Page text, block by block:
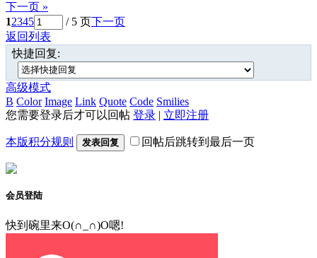
下一页 »
12345 / 5 页下一页
返回列表
快捷回复:
高级模式
B Color Image Link Quote Code Smilies
您需要登录后才可以回帖 登录 | 立即注册
本版积分规则 发表回复 回帖后跳转到最后一页
会员登陆
快到碗里来O(∩_∩)O嗯!